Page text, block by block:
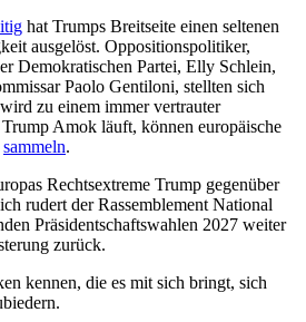
hat Trumps Breitseite einen seltenen
ausgelöst. Oppositionspolitiker,
Demokratischen Partei, Elly Schlein,
Paolo Gentiloni, stellten sich
zu einem immer vertrauter
Amok läuft, können europäische
sammeln.
Rechtsextreme Trump gegenüber
rudert der Rassemblement National
Präsidentschaftswahlen 2027 weiter
zurück.
kennen, die es mit sich bringt, sich